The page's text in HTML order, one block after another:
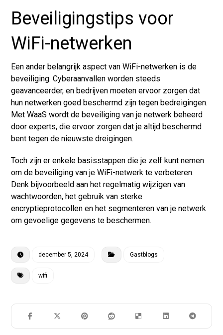
Beveiligingstips voor
WiFi-netwerken
Een ander belangrijk aspect van WiFi-netwerken is de
beveiliging. Cyberaanvallen worden steeds
geavanceerder, en bedrijven moeten ervoor zorgen dat
hun netwerken goed beschermd zijn tegen bedreigingen.
Met WaaS wordt de beveiliging van je netwerk beheerd
door experts, die ervoor zorgen dat je altijd beschermd
bent tegen de nieuwste dreigingen.
Toch zijn er enkele basisstappen die je zelf kunt nemen
om de beveiliging van je WiFi-netwerk te verbeteren.
Denk bijvoorbeeld aan het regelmatig wijzigen van
wachtwoorden, het gebruik van sterke
encryptieprotocollen en het segmenteren van je netwerk
om gevoelige gegevens te beschermen.
december 5, 2024 Gastblogs
wifi